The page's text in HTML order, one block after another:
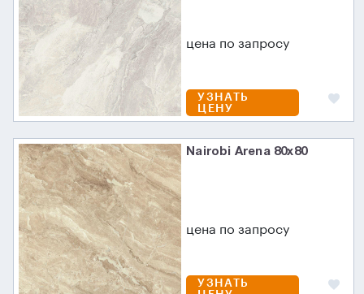
цена по запросу
УЗНАТЬ
ЦЕНУ
Nairobi Arena 80x80
цена по запросу
УЗНАТЬ